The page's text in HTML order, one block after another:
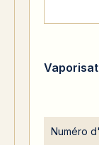
Numéro